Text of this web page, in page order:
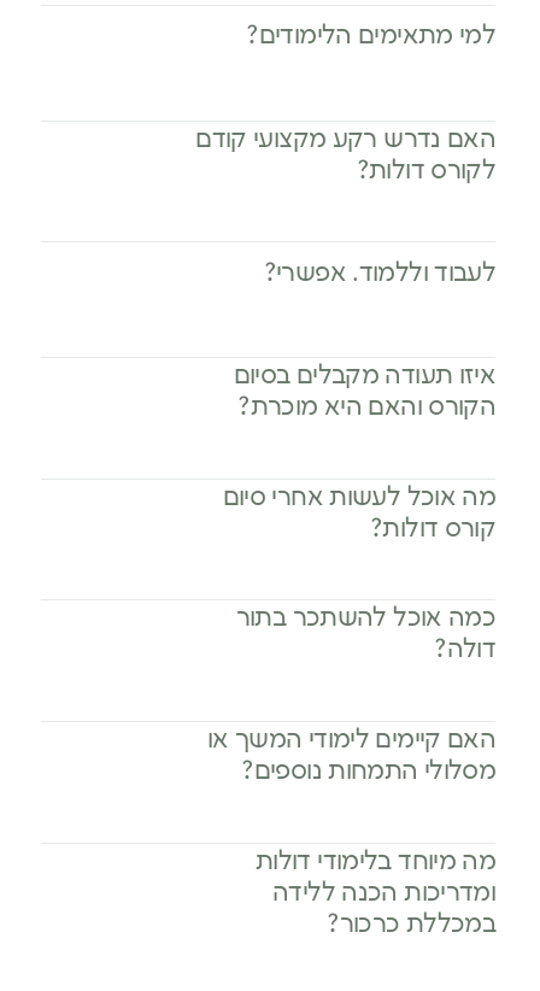
למי מתאימים הלימודים?
האם נדרש רקע מקצועי קודם
לקורס דולות?
לעבוד וללמוד. אפשרי?
איזו תעודה מקבלים בסיום
הקורס והאם היא מוכרת?
מה אוכל לעשות אחרי סיום
קורס דולות?
כמה אוכל להשתכר בתור
דולה?
האם קיימים לימודי המשך או
מסלולי התמחות נוספים?
מה מיוחד בלימודי דולות
ומדריכות הכנה ללידה
במכללת כרכור?